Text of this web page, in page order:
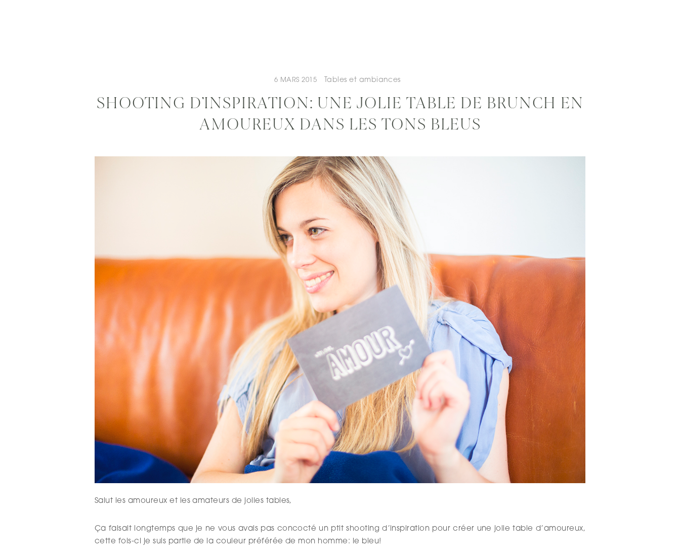
6 MARS 2015 Tables et ambiances
SHOOTING D’INSPIRATION: UNE JOLIE TABLE DE BRUNCH EN
AMOUREUX DANS LES TONS BLEUS
Salut les amoureux et les amateurs de jolies tables,
Ça faisait longtemps que je ne vous avais pas concocté un ptit shooting d’inspiration pour créer une jolie table d’amoureux,
cette fois-ci je suis partie de la couleur préférée de mon homme: le bleu!